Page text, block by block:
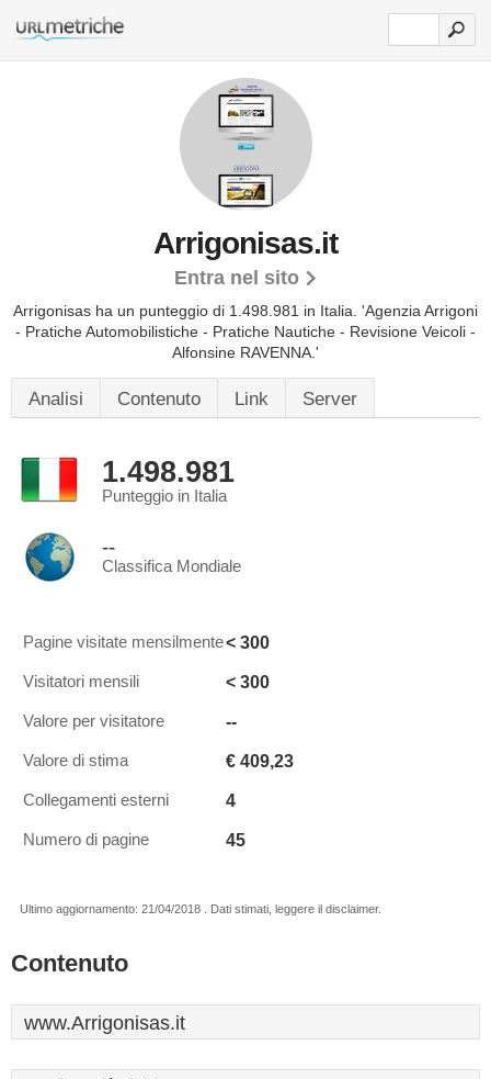
Arrigonisas.it
Entra nel sito
Arrigonisas ha un punteggio di 1.498.981 in Italia. 'Agenzia Arrigoni
- Pratiche Automobilistiche - Pratiche Nautiche - Revisione Veicoli -
Alfonsine RAVENNA.'
Analisi Contenuto Link Server
1.498.981
Punteggio in Italia
--
Classifica Mondiale
Pagine visitate mensilmente< 300
Visitatori mensili < 300
Valore per visitatore --
Valore di stima € 409,23
Collegamenti esterni 4
Numero di pagine 45
Ultimo aggiornamento: 21/04/2018 . Dati stimati, leggere il disclaimer.
Contenuto
www.Arrigonisas.it